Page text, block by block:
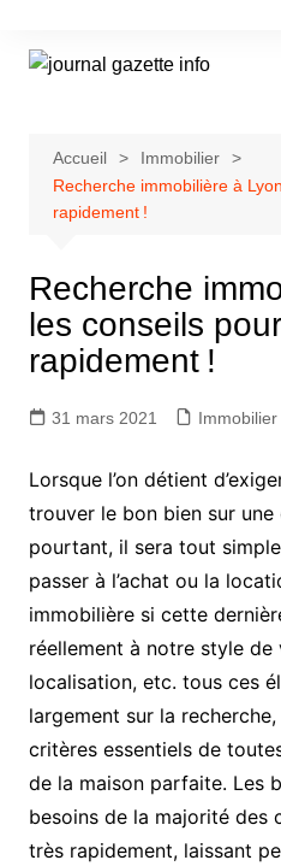
contenu
Accueil
Immobilier
Recherche immobilière à
rapidement !
Recherche
les conseils
rapidement !
31 mars 2021 Immobilier
Lorsque l’on détient
trouver le bon bien sur une
pourtant, il sera tout
passer à l’achat ou la
immobilière si cette
réellement à notre style
localisation, etc. tous ces
largement sur la
critères essentiels de
de la maison parfaite. Les
besoins de la majorité des
très rapidement, laissant